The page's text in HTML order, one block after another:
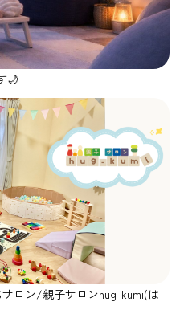
🌙
ロン/親子サロンhug-kumi(は